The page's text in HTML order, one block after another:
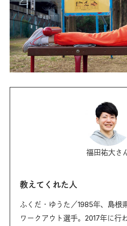
福田祐大さ
教えてくれた人
ふくだ・ゆうた／1985年、島根
ワークアウト選手。2017年に行